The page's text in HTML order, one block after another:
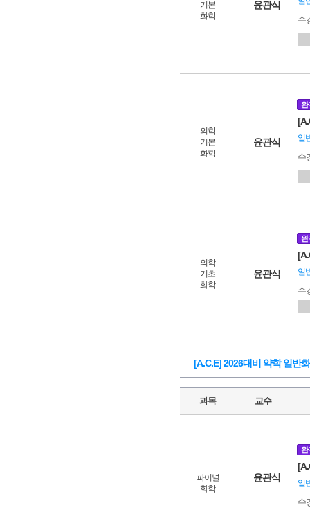
기본
화학
윤관식
수
의학
기본
화학
윤관식
완
일
수
의학
기초
화학
윤관식
완
일
수
[A.C.E] 2026대비 약학 일반
과목 교수
파이널
화학
윤관식
완
일
수